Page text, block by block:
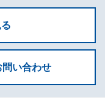
い合わせ